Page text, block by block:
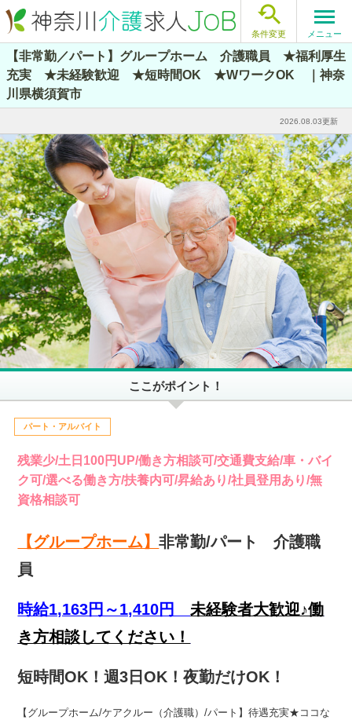

条件変更 メニュー
【非常勤／パート】グループホーム 介護職員 ★福利厚生
充実 ★未経験歓迎 ★短時間OK ★WワークOK ｜神奈
川県横須賀市
2026.08.03更新
ここがポイント！
パート・アルバイト
残業少/土日100円UP/働き方相談可/交通費支給/車・バイ
ク可/選べる働き方/扶養内可/昇給あり/社員登用あり/無
資格相談可
【グループホーム】非常勤/パート 介護職
員
時給1,163円～1,410円 未経験者大歓迎♪働
き方相談してください！
短時間OK！週3日OK！夜勤だけOK！
【グループホーム/ケアクルー（介護職）/パート】待遇充実★ココな